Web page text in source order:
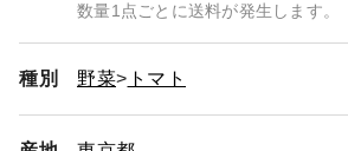
数量1点ごとに送料が発生します。
種別 野菜 トマト